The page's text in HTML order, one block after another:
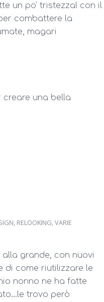
un po’ tristezza! con il
combattere la
magari
una bella
, RELOOKING,VARIE
grande, con nuovi
di come riutilizzare le
nonno ne ha fatte
trovo però